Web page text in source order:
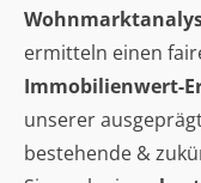
ermitteln einen
Immobilienwert-
unserer
bestehende &